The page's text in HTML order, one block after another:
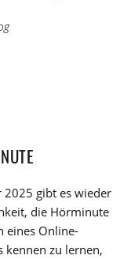
2025 gibt es wieder
die Hörminute
eines Online-
kennen zu lernen,